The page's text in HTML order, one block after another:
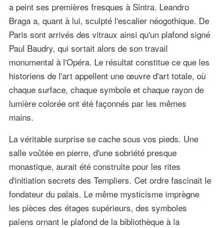
a peint ses premières fresques à Sintra. Leandro
Braga a, quant à lui, sculpté l'escalier néogothique. De
Paris sont arrivés des vitraux ainsi qu'un plafond signé
Paul Baudry, qui sortait alors de son travail
monumental à l'Opéra. Le résultat constitue ce que les
historiens de l'art appellent une œuvre d'art totale, où
chaque surface, chaque symbole et chaque rayon de
lumière colorée ont été façonnés par les mêmes
mains.
La véritable surprise se cache sous vos pieds. Une
salle voûtée en pierre, d'une sobriété presque
monastique, aurait été construite pour les rites
d'initiation secrets des Templiers. Cet ordre fascinait le
fondateur du palais. Le même mysticisme imprègne
les pièces des étages supérieurs, des symboles
païens ornant le plafond de la bibliothèque à la